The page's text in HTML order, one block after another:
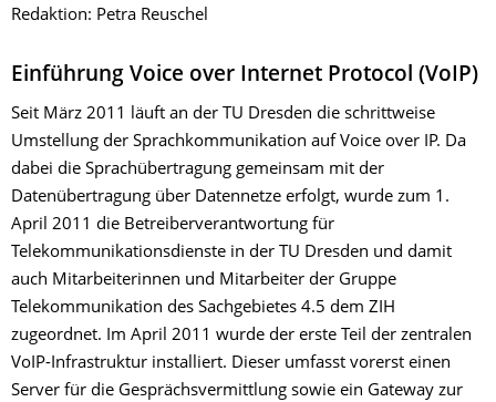
Redaktion: Petra Reuschel
Einführung Voice over Internet Protocol (VoIP)
Seit März 2011 läuft an der TU Dresden die schrittweise
Umstellung der Sprachkommunikation auf Voice over IP. Da
dabei die Sprachübertragung gemeinsam mit der
Datenübertragung über Datennetze erfolgt, wurde zum 1.
April 2011 die Betreiberverantwortung für
Telekommunikationsdienste in der TU Dresden und damit
auch Mitarbeiterinnen und Mitarbeiter der Gruppe
Telekommunikation des Sachgebietes 4.5 dem ZIH
zugeordnet. Im April 2011 wurde der erste Teil der zentralen
VoIP-Infrastruktur installiert. Dieser umfasst vorerst einen
Server für die Gesprächsvermittlung sowie ein Gateway zur